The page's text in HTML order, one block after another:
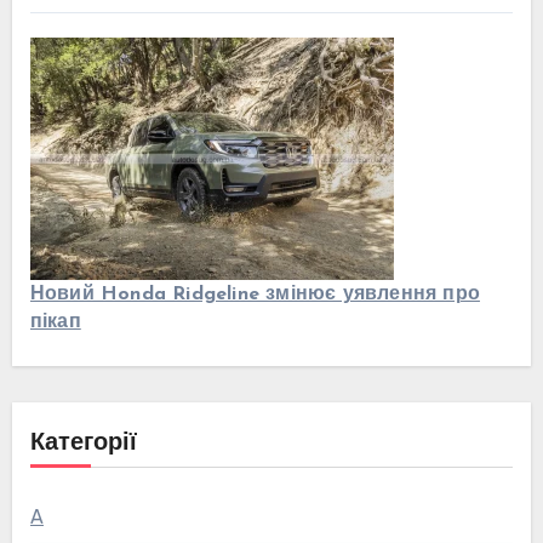
Новий Honda Ridgeline змінює уявлення про
пікап
Категорії
А